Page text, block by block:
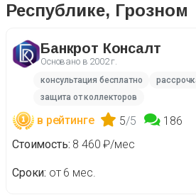
Республике, Грозном
Банкрот Консалт
Основано в 2002 г.
консультация бесплатно
защита от коллекторов
в рейтинге 5/5
186
Стоимость 8 460 ₽/мес
Сроки от 6 мес.